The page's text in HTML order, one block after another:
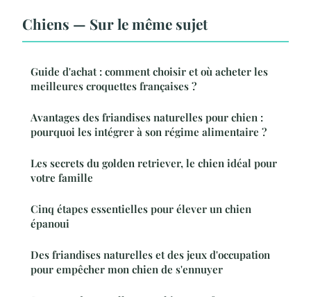
Chiens — Sur le même sujet
Guide d'achat : comment choisir et où acheter les
meilleures croquettes françaises ?
Avantages des friandises naturelles pour chien :
pourquoi les intégrer à son régime alimentaire ?
Les secrets du golden retriever, le chien idéal pour
votre famille
Cinq étapes essentielles pour élever un chien
épanoui
Des friandises naturelles et des jeux d'occupation
pour empêcher mon chien de s'ennuyer